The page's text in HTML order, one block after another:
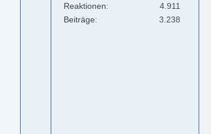
Reaktionen
4.911
Beiträge
3.238